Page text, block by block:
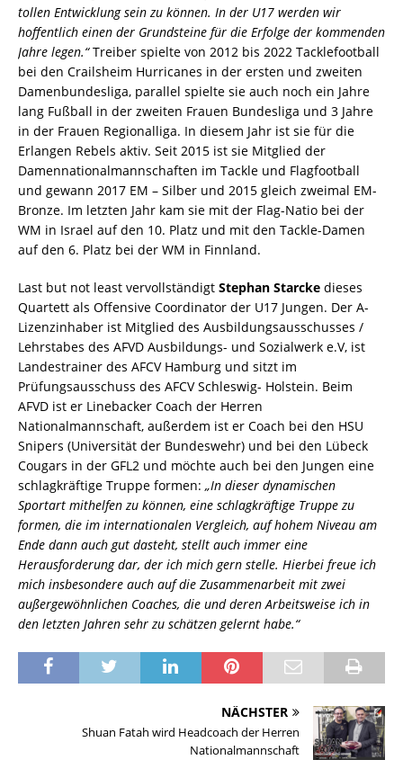
tollen Entwicklung sein zu können. In der U17 werden wir
hoffentlich einen der Grundsteine für die Erfolge der kommenden
Jahre legen.“Treiber spielte von 2012 bis 2022 Tacklefootball
bei den Crailsheim Hurricanes in der ersten und zweiten
Damenbundesliga, parallel spielte sie auch noch ein Jahre
lang Fußball in der zweiten Frauen Bundesliga und 3 Jahre
in der Frauen Regionalliga. In diesem Jahr ist sie für die
Erlangen Rebels aktiv. Seit 2015 ist sie Mitglied der
Damennationalmannschaften im Tackle und Flagfootball
und gewann 2017 EM – Silber und 2015 gleich zweimal EM-
Bronze. Im letzten Jahr kam sie mit der Flag-Natio bei der
WM in Israel auf den 10. Platz und mit den Tackle-Damen
auf den 6. Platz bei der WM in Finnland.
Last but not least vervollständigt Stephan Starcke dieses
Quartett als Offensive Coordinator der U17 Jungen. Der A-
Lizenzinhaber ist Mitglied des Ausbildungsausschusses /
Lehrstabes des AFVD Ausbildungs- und Sozialwerk e.V, ist
Landestrainer des AFCV Hamburg und sitzt im
Prüfungsausschuss des AFCV Schleswig- Holstein. Beim
AFVD ist er Linebacker Coach der Herren
Nationalmannschaft, außerdem ist er Coach bei den HSU
Snipers (Universität der Bundeswehr) und bei den Lübeck
Cougars in der GFL2 und möchte auch bei den Jungen eine
schlagkräftige Truppe formen: „In dieser dynamischen
Sportart mithelfen zu können, eine schlagkräftige Truppe zu
formen, die im internationalen Vergleich, auf hohem Niveau am
Ende dann auch gut dasteht, stellt auch immer eine
Herausforderung dar, der ich mich gern stelle. Hierbei freue ich
mich insbesondere auch auf die Zusammenarbeit mit zwei
außergewöhnlichen Coaches, die und deren Arbeitsweise ich in
den letzten Jahren sehr zu schätzen gelernt habe.“
NÄCHSTER
Shuan Fatah wird Headcoach der Herren
Nationalmannschaft